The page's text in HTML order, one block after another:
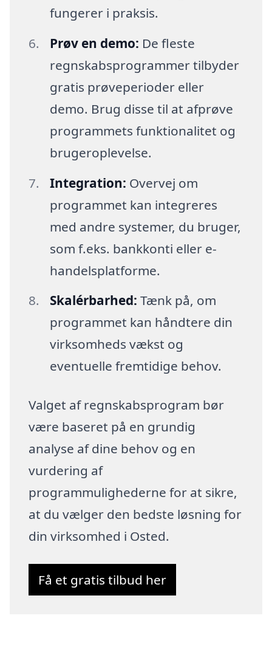
fungerer i praksis.
Prøv en demo: De fleste
regnskabsprogrammer tilbyder
gratis prøveperioder eller
demo. Brug disse til at afprøve
programmets funktionalitet og
brugeroplevelse.
Integration: Overvej om
programmet kan integreres
med andre systemer, du bruger,
som f.eks. bankkonti eller e-
handelsplatforme.
Skalérbarhed: Tænk på, om
programmet kan håndtere din
virksomheds vækst og
eventuelle fremtidige behov.
Valget af regnskabsprogram bør
være baseret på en grundig
analyse af dine behov og en
vurdering af
programmulighederne for at sikre,
at du vælger den bedste løsning for
din virksomhed i Osted.
Få et gratis tilbud her